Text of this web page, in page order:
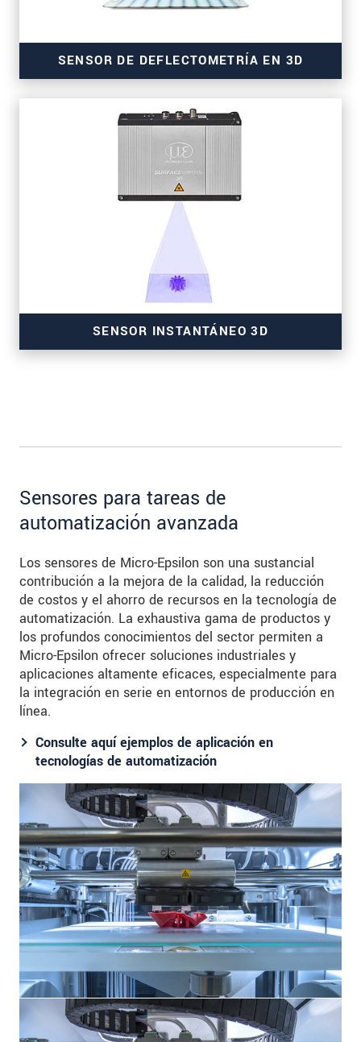
SENSOR DE DEFLECTOMETRÍA EN 3D
para la inspección de obleas wafer
SENSOR INSTANTÁNEO 3D
para mediciones de alta resolución
Sensores para tareas de
automatización avanzada
Los sensores de Micro-Epsilon son una sustancial
contribución a la mejora de la calidad, la reducción
de costos y el ahorro de recursos en la tecnología de
automatización. La exhaustiva gama de productos y
los profundos conocimientos del sector permiten a
Micro-Epsilon ofrecer soluciones industriales y
aplicaciones altamente eficaces, especialmente para
la integración en serie en entornos de producción en
línea.
Consulte aquí ejemplos de aplicación en
tecnologías de automatización